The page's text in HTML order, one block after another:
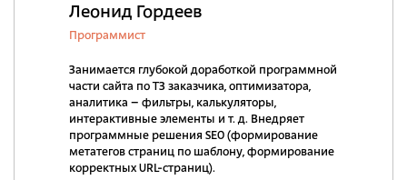
Леонид Гордеев
Программист
Занимается глубокой доработкой программной
части сайта по ТЗ заказчика, оптимизатора,
аналитика – фильтры, калькуляторы,
интерактивные элементы и т. д. Внедряет
программные решения SEO (формирование
метатегов страниц по шаблону, формирование
корректных URL-страниц).